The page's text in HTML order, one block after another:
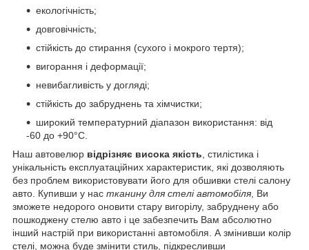
екологічність;
довговічність;
стійкість до стирання (сухого і мокрого тертя);
вигорання і деформації;
невибагливість у догляді;
стійкість до забруднень та хімчистки;
широкий температурний діапазон використання: від
-60 до +90°С.
Наш автовелюр відрізняє висока якість, стилістика і
унікальність експлуатаційних характеристик, які дозволяють
без проблем використовувати його для обшивки стелі салону
авто. Купивши у нас тканину для стелі автомобіля, Ви
зможете недорого оновити стару вигорілу, забруднену або
пошкоджену стелю авто і це забезпечить Вам абсолютно
інший настрій при використанні автомобіля. А змінивши колір
стелі, можна буде змінити стиль, підкресливши